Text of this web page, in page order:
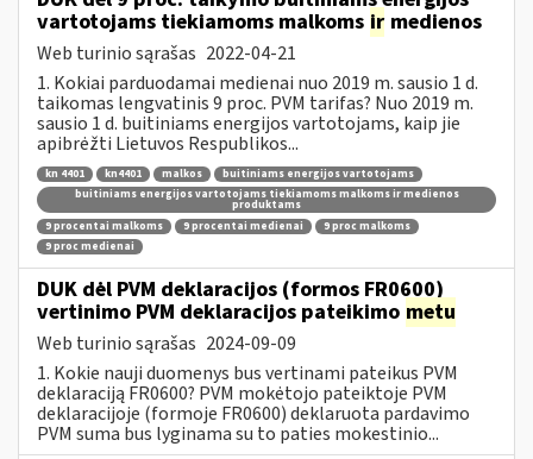
vartotojams tiekiamoms malkoms ir medienos
Web turinio sąrašas 2022-04-21
1. Kokiai parduodamai medienai nuo 2019 m. sausio 1 d.
taikomas lengvatinis 9 proc. PVM tarifas? Nuo 2019 m.
sausio 1 d. buitiniams energijos vartotojams, kaip jie
apibrėžti Lietuvos Respublikos...
kn 4401 kn4401 malkos
buitiniams energijos vartotojams
buitiniams energijos vartotojams tiekiamoms malkoms ir medienos
produktams
9 procentai malkoms
9 procentai medienai
9 proc malkoms
9 proc medienai
DUK dėl PVM deklaracijos (formos FR0600)
vertinimo PVM deklaracijos pateikimo metu
Web turinio sąrašas 2024-09-09
1. Kokie nauji duomenys bus vertinami pateikus PVM
deklaraciją FR0600? PVM mokėtojo pateiktoje PVM
deklaracijoje (formoje FR0600) deklaruota pardavimo
PVM suma bus lyginama su to paties mokestinio...